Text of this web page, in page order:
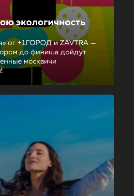
экологичность
от +1ГОРОД и ZAVTRA —
до финиша дойдут
москвичи